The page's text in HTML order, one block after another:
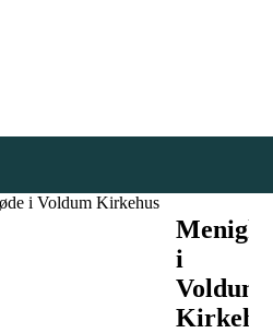
i Voldum Kirkehus
i
Voldum